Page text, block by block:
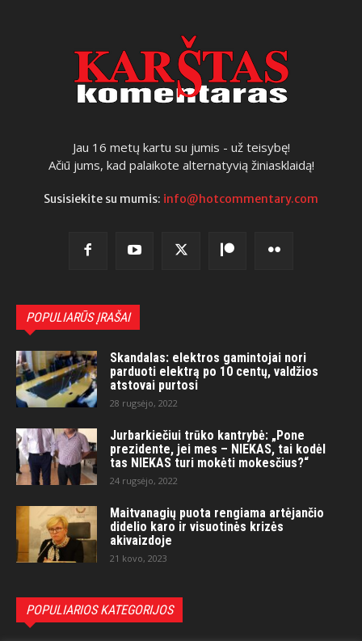
Jau 16 metų kartu su jumis - už teisybę!
Ačiū jums, kad palaikote alternatyvią žiniasklaidą!
Susisiekite su mumis: info@hotcommentary.com
POPULIARŪS ĮRAŠAI
Skandalas: elektros gamintojai nori
parduoti elektrą po 10 centų, valdžios
atstovai purtosi
28 rugsėjo, 2022
Jurbarkiečiui trūko kantrybė: „Pone
prezidente, jei mes – NIEKAS, tai kodėl
tas NIEKAS turi mokėti mokesčius?“
24 rugsėjo, 2022
Maitvanagių puota rengiama artėjančio
didelio karo ir visuotinės krizės
akivaizdoje
21 kovo, 2023
POPULIARIOS KATEGORIJOS